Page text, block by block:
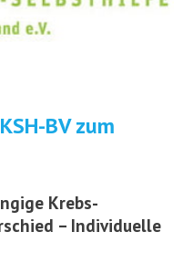
BV zum
Krebs-
– Individuelle